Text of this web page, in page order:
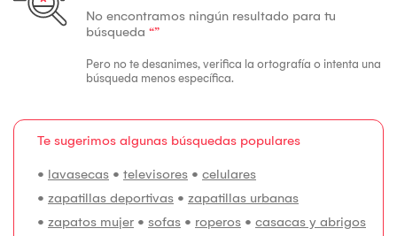
No encontramos ningún resultado para tu
búsqueda “”
Pero no te desanimes, verifica la ortografía o intenta una
búsqueda menos específica.
Te sugerimos algunas búsquedas populares
• lavasecas • televisores • celulares
• zapatillas deportivas • zapatillas urbanas
• zapatos mujer • sofas • roperos • casacas y abrigos